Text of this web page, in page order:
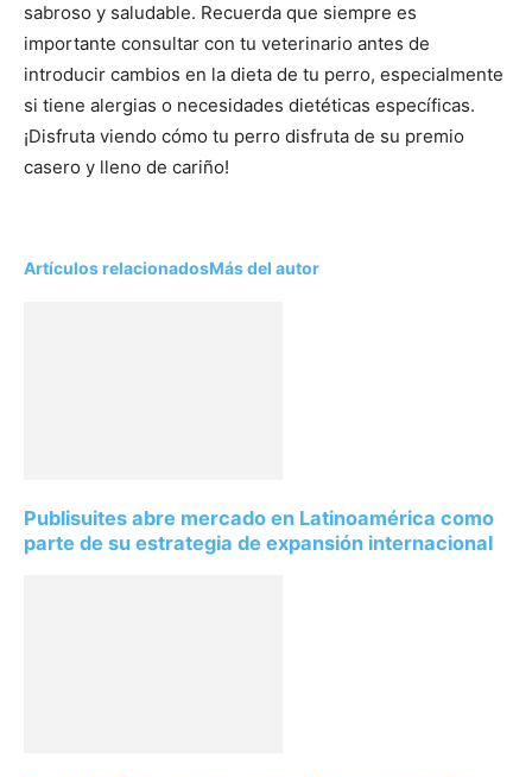
sabroso y saludable. Recuerda que siempre es
importante consultar con tu veterinario antes de
introducir cambios en la dieta de tu perro, especialmente
si tiene alergias o necesidades dietéticas específicas.
¡Disfruta viendo cómo tu perro disfruta de su premio
casero y lleno de cariño!
Artículos relacionadosMás del autor
Publisuites abre mercado en Latinoamérica como
parte de su estrategia de expansión internacional